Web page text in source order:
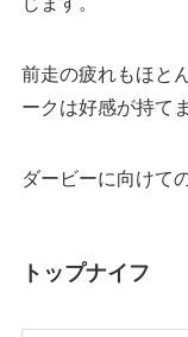
前走の疲れもほと
ークは好感が持て
ダービーに向けて
トップナイフ